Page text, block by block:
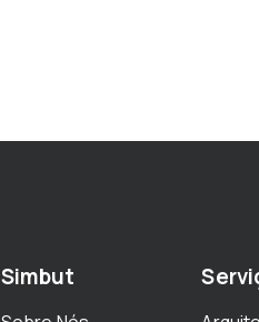
Simbut